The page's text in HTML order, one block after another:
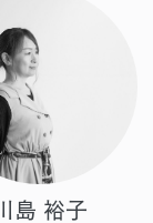
島 裕子